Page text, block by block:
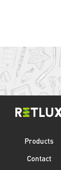
Products
Contact